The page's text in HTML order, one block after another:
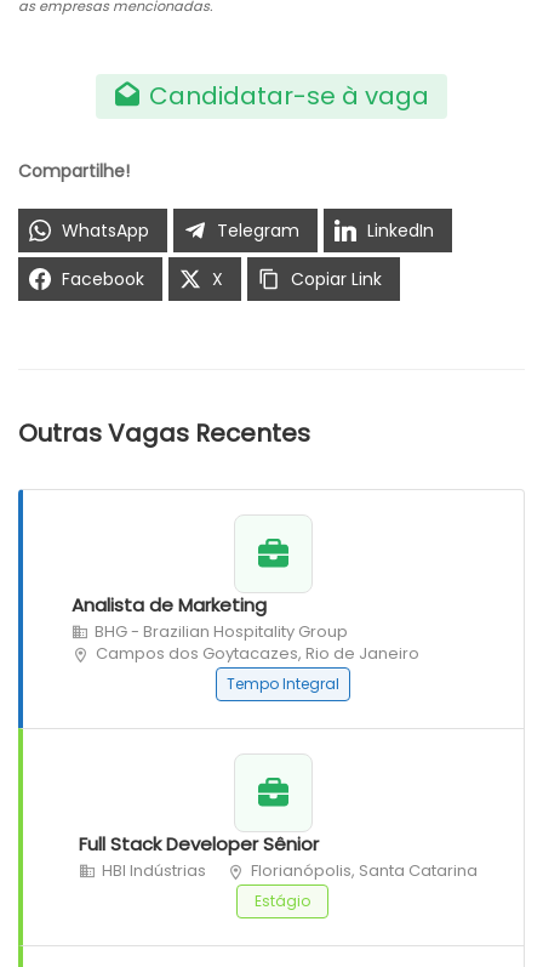
as empresas mencionadas.
Candidatar-se à vaga
Compartilhe!
WhatsApp Telegram
LinkedIn
Facebook
X Copiar Link
Outras Vagas Recentes
Analista de Marketing
BHG - Brazilian Hospitality Group
Campos dos Goytacazes, Rio de Janeiro
Tempo Integral
Full Stack Developer Sênior
HBI Indústrias Florianópolis, Santa Catarina
Estágio